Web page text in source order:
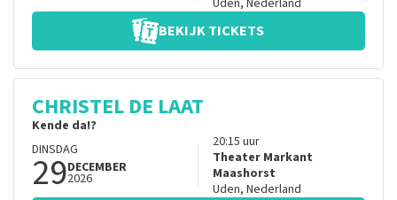
Uden, Nederland
BEKIJK TICKETS
CHRISTEL DE LAAT
Kende da!?
DINSDAG
29DECEMBER
2026
20:15 uur
Theater Markant
Maashorst
Uden, Nederland